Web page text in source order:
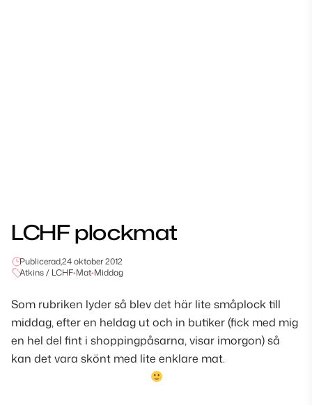
LCHF plockmat
Publicerad,24 oktober 2012
Atkins / LCHF•Mat•Middag
Som rubriken lyder så blev det här lite småplock till
middag, efter en heldag ut och in butiker (fick med mig
en hel del fint i shoppingpåsarna, visar imorgon) så
kan det vara skönt med lite enklare mat.